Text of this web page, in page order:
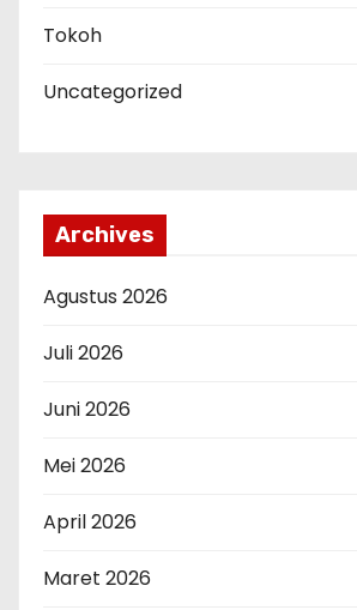
Tokoh
Uncategorized
Archives
Agustus 2026
Juli 2026
Juni 2026
Mei 2026
April 2026
Maret 2026